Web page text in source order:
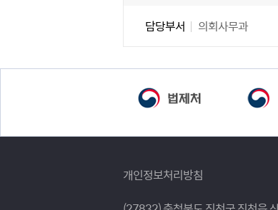
담당부서 의회사무과
개인정보처리방침